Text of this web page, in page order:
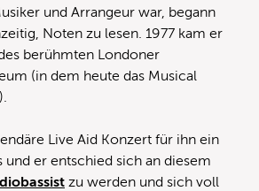
und Arrangeur war, begann
Noten zu lesen. 1977 kam er
berühmten Londoner
(in dem heute das Musical
Live Aid Konzert für ihn ein
und er entschied sich an diesem
zu werden und sich voll